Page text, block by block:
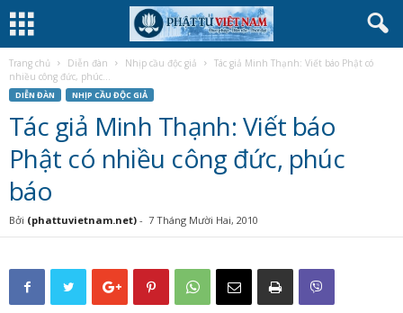
Trang chủ Diễn đàn Nhịp cầu độc giả
Tác giả Minh Thạnh: Viết báo Phật có
nhiều công đức, phúc...
DIỄN ĐÀN NHỊP CẦU ĐỘC GIẢ
Tác giả Minh Thạnh: Viết báo
Phật có nhiều công đức, phúc
báo
Bởi (phattuvietnam.net) - 7 Tháng Mười Hai, 2010